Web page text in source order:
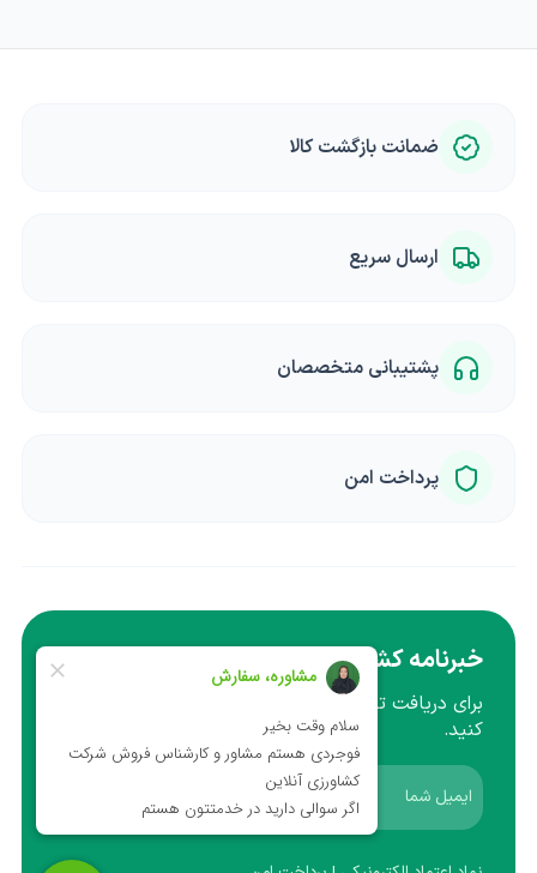
ضمانت بازگشت کالا
ارسال سریع
پشتیبانی متخصصان
پرداخت امن
خبرنامه کشاورزی
برای دریافت تخفیف ها و آموزش ها ایمیل خود را وارد
کنید.